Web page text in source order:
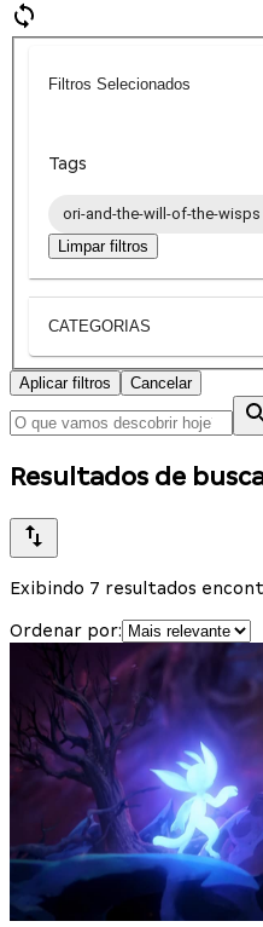
Filtros Selecionados
Tags
ori-and-the-will-of-the-wisps
Limpar filtros
CATEGORIAS
Aplicar filtros Cancelar
Resultados de
Exibindo 7 resultados
Ordenar por: